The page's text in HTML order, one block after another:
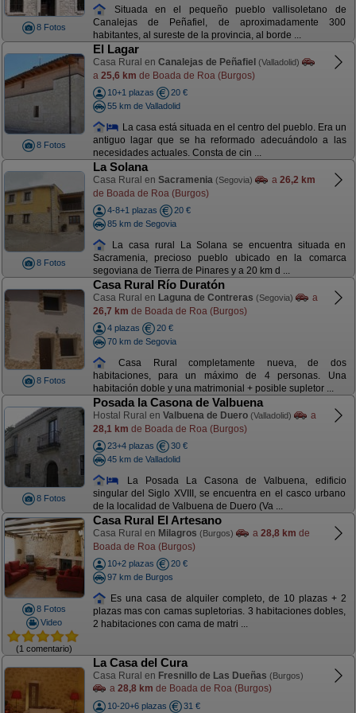
8 Fotos
Situada en el pequeño pueblo vallisoletano de
Canalejas de Peñafiel, de aproximadamente 300
habitantes, al sureste de la provincia, al borde ...
8 Fotos
El Lagar
Casa Rural en Canalejas de Peñafiel (Valladolid)
a 25,6 km de Boada de Roa (Burgos)
10+1 plazas
20 €
55 km de Valladolid
La casa está situada en el centro del pueblo. Era un
antiguo lagar que se ha reformado adecuándolo a las
necesidades actuales. Consta de cin ...
8 Fotos
La Solana
Casa Rural en Sacramenia (Segovia) a 26,2 km
de Boada de Roa (Burgos)
4-8+1 plazas
20 €
85 km de Segovia
La casa rural La Solana se encuentra situada en
Sacramenia, precioso pueblo ubicado en la comarca
segoviana de Tierra de Pinares y a 20 km d ...
8 Fotos
Casa Rural Río Duratón
Casa Rural en Laguna de Contreras (Segovia)
a
26,7 km de Boada de Roa (Burgos)
4 plazas
20 €
70 km de Segovia
Casa Rural completamente nueva, de dos
habitaciones, para un máximo de 4 personas. Una
habitación doble y una matrimonial + posible supletor ...
8 Fotos
Posada la Casona de Valbuena
Hostal Rural en Valbuena de Duero (Valladolid)
a
28,1 km de Boada de Roa (Burgos)
23+4 plazas
30 €
45 km de Valladolid
La Posada La Casona de Valbuena, edificio
singular del Siglo XVIII, se encuentra en el casco urbano
de la localidad de Valbuena de Duero (Va ...
8 Fotos
Video
(1 comentario)
Casa Rural El Artesano
Casa Rural en Milagros (Burgos) a 28,8 km de
Boada de Roa (Burgos)
10+2 plazas
20 €
97 km de Burgos
Es una casa de alquiler completo, de 10 plazas + 2
plazas mas con camas supletorias. 3 habitaciones dobles,
2 habitaciones con cama de matri ...
La Casa del Cura
Casa Rural en Fresnillo de Las Dueñas (Burgos)
a 28,8 km de Boada de Roa (Burgos)
10-20+6 plazas
31 €